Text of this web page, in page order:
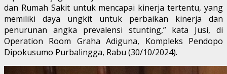
dan Rumah Sakit untuk mencapai kinerja tertentu, yang
memiliki daya ungkit untuk perbaikan kinerja dan
penurunan angka prevalensi stunting,” kata Jusi, di
Operation Room Graha Adiguna, Kompleks Pendopo
Dipokusumo Purbalingga, Rabu (30/10/2024).